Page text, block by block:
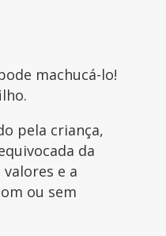
machucá-lo!
pela criança,
da
e a
ou sem